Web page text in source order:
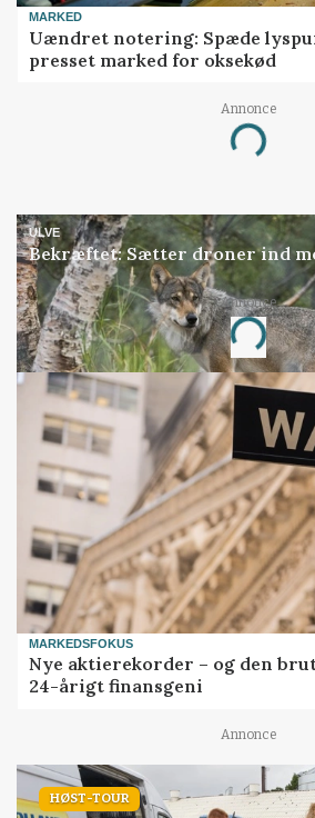
MARKED
Uændret notering: Spæde
presset marked for oksekød
Annonce
Loading...
ULVE
Bekræftet: Sætter droner ind
Annonce
Loading...
MARKEDSFOKUS
Nye aktierekorder – og den
24-årigt finansgeni
Annonce
HØST-TOUR